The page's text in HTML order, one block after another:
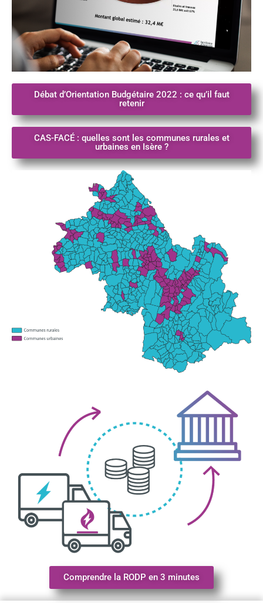
Débat d’Orientation Budgétaire 2022 : ce qu’il faut
retenir
CAS-FACÉ : quelles sont les communes rurales et
urbaines en Isère ?
Comprendre la RODP en 3 minutes